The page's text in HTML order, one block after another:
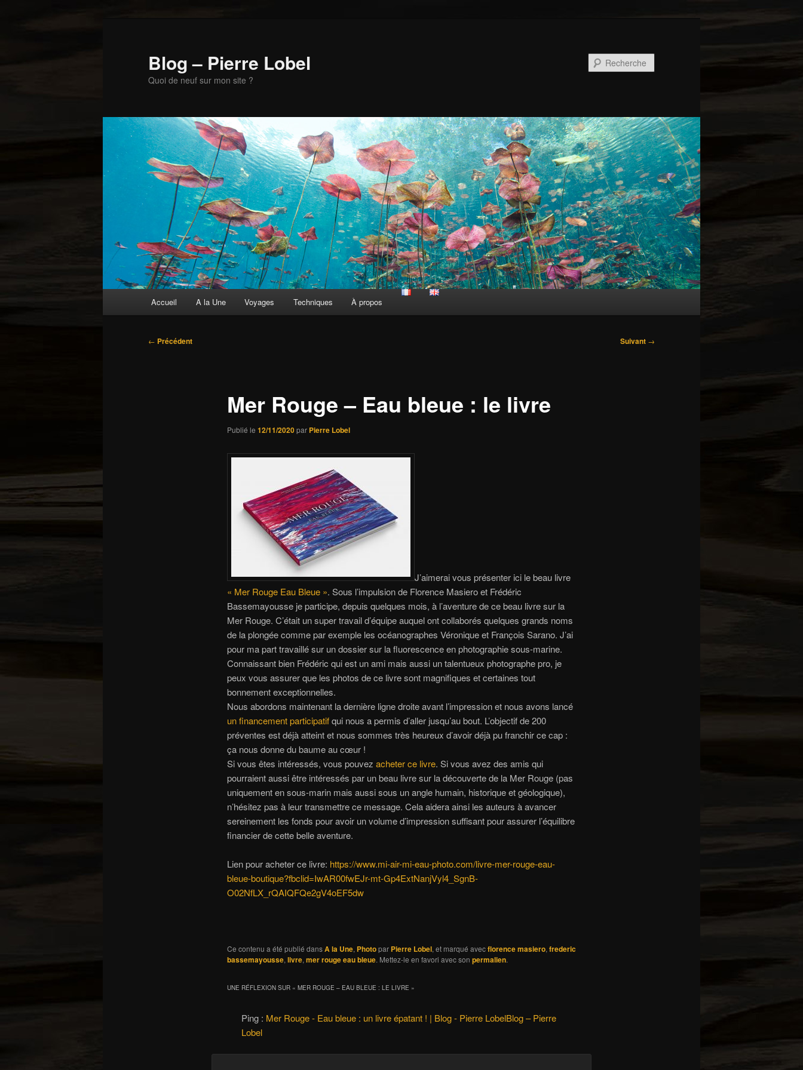
Blog – Pierre Lobel
Quoi de neuf sur mon site ?
Accueil A la Une Voyages Techniques À propos
Navigation
← Précédent Suivant →
Mer Rouge – Eau bleue : le livre
Publié le 12/11/2020par Pierre Lobel
J’aimerai vous présenter ici le beau livre
« Mer Rouge Eau Bleue ». Sous l’impulsion de Florence Masiero et Frédéric
Bassemayousse je participe, depuis quelques mois, à l’aventure de ce beau livre sur la
Mer Rouge. C’était un super travail d’équipe auquel ont collaborés quelques grands noms
de la plongée comme par exemple les océanographes Véronique et François Sarano. J’ai
pour ma part travaillé sur un dossier sur la fluorescence en photographie sous-marine.
Connaissant bien Frédéric qui est un ami mais aussi un talentueux photographe pro, je
peux vous assurer que les photos de ce livre sont magnifiques et certaines tout
bonnement exceptionnelles.
Nous abordons maintenant la dernière ligne droite avant l’impression et nous avons lancé
un financement participatifqui nous a permis d’aller jusqu’au bout. L’objectif de 200
préventes est déjà atteint et nous sommes très heureux d’avoir déjà pu franchir ce cap :
ça nous donne du baume au cœur !
Si vous êtes intéressés, vous pouvez acheter ce livre. Si vous avez des amis qui
pourraient aussi être intéressés par un beau livre sur la découverte de la Mer Rouge (pas
uniquement en sous-marin mais aussi sous un angle humain, historique et géologique),
n’hésitez pas à leur transmettre ce message. Cela aidera ainsi les auteurs à avancer
sereinement les fonds pour avoir un volume d’impression suffisant pour assurer l’équilibre
financier de cette belle aventure.
Lien pour acheter ce livre: https://www.mi-air-mi-eau-photo.com/livre-mer-rouge-eau-
bleue-boutique?fbclid=IwAR00fwEJr-mt-Gp4ExtNanjVyl4_SgnB-
O02NfLX_rQAIQFQe2gV4oEF5dw
Ce contenu a été publié dansA la Une, Photopar Pierre Lobel, et marqué avecflorence masiero, frederic
bassemayousse, livre, mer rouge eau bleue. Mettez-le en favori avec son permalien.
UNE RÉFLEXION SUR « MER ROUGE – EAU BLEUE : LE LIVRE »
Ping : Mer Rouge - Eau bleue : un livre épatant ! | Blog - Pierre LobelBlog – Pierre
Lobel